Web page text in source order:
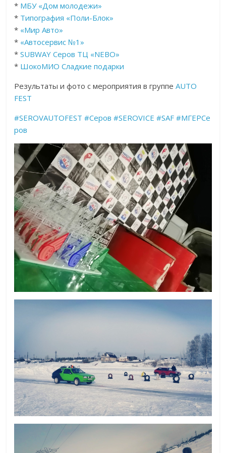
* МБУ «Дом молодежи»
* Типография «Поли-Блок»
* «Мир Авто»
* «Автосервис №1»
*SUBWAY Серов ТЦ «NEBO»
* ШокоМИО Сладкие подарки
Результаты и фото с мероприятия в группеAUTO
FEST
#SEROVAUTOFEST #Серов #SEROVICE #SAF #МГЕРСе
ров